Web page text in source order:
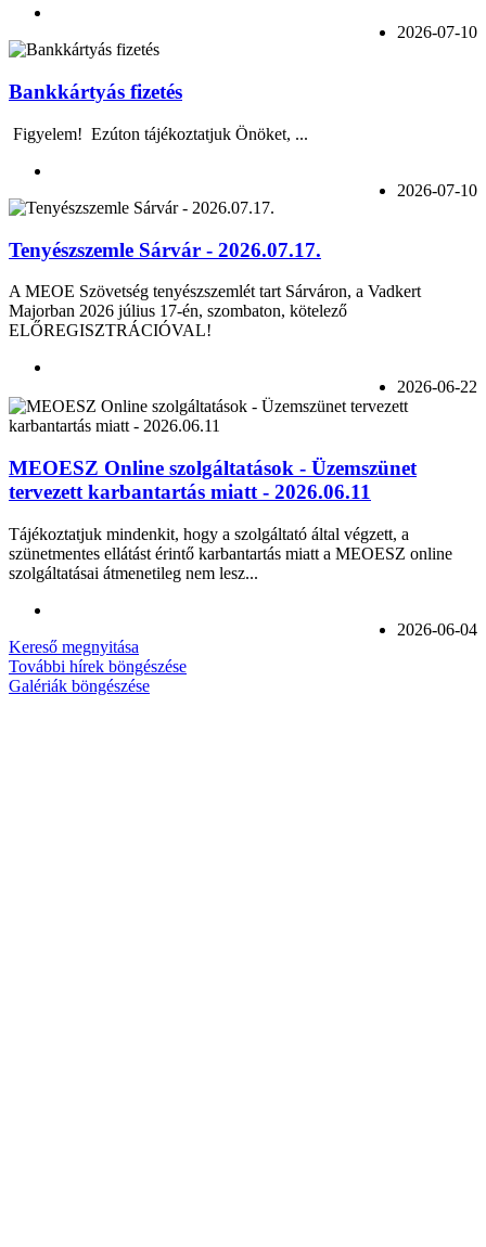
2026-07-10
Bankkártyás fizetés
Figyelem! Ezúton tájékoztatjuk Önöket, ...
2026-07-10
Tenyészszemle Sárvár - 2026.07.17.
A MEOE Szövetség tenyészszemlét tart Sárváron, a Vadkert
Majorban 2026 július 17-én, szombaton, kötelező
ELŐREGISZTRÁCIÓVAL!
2026-06-22
MEOESZ Online szolgáltatások - Üzemszünet
tervezett karbantartás miatt - 2026.06.11
Tájékoztatjuk mindenkit, hogy a szolgáltató által végzett, a
szünetmentes ellátást érintő karbantartás miatt a MEOESZ online
szolgáltatásai átmenetileg nem lesz...
2026-06-04
Kereső megnyitása
További hírek böngészése
Galériák böngészése